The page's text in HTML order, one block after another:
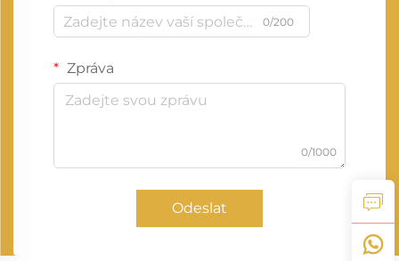
0/200
Zpráva
0/1000
Odeslat